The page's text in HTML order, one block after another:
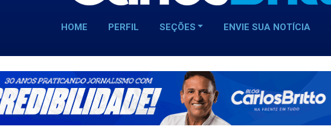
HOME PERFIL SEÇÕES ENVIE SUA NOTÍCIA